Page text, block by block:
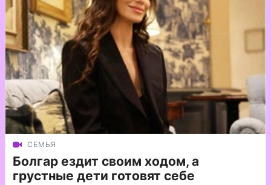
СЕМЬЯ
Болгар ездит своим ходом, а
грустные дети готовят себе